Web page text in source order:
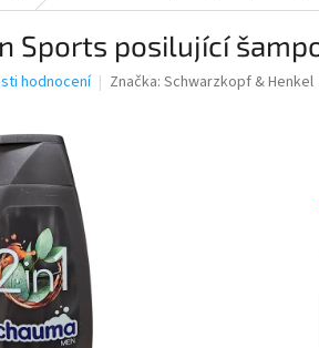
Sports posilující
hodnocení Značka: Schwarzkopf & Henkel